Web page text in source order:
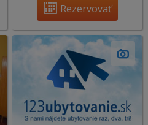
Rezervovať